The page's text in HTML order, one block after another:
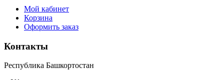
Мой кабинет
Корзина
Оформить заказ
Контакты
Республика Башкортостан